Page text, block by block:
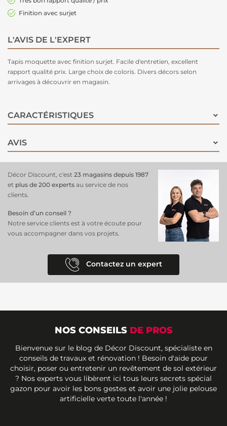
Finition avec surjet
L'AVIS DE L'EXPERT
Tapis moquette avec finition surjet. Facile d'entretien, excellent
rapport qualité prix. Large choix de coloris. Divers décors selon
arrivages à découvrir en magasin.
CARACTÉRISTIQUES
AVIS
Décor Discount, c'est 23 magasins depuis 1987
et plus de 200 experts au service de nos
clients.
Besoin d’un conseil ?
Notre service clients est à votre écoute pour
vous accompagner dans vos projets.
Contactez un expert
NOS CONSEILS DE PROS
Bienvenue sur le blog de Décor Discount, spécialiste en
conseils de travaux et rénovation ! Besoin d'aide pour
choisir, poser ou entretenir un revêtement de sol extérieur
? Nos experts vous libèrent ici tous leurs secrets spécial
gazon pour avoir les bons gestes et avoir une jolie pelouse
artificielle verte toute l'année !